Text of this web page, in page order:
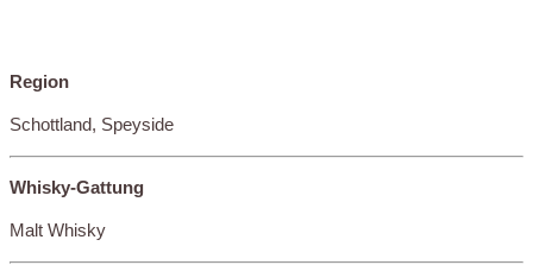
Region
Schottland, Speyside
Whisky-Gattung
Malt Whisky